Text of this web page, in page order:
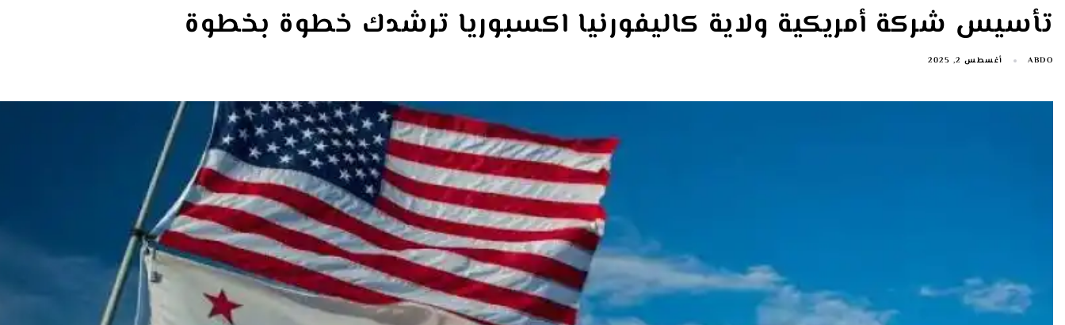
تأسيس شركة أمريكية ولاية كاليفورنيا اكسبوريا ترشدك خطوة بخطوة
ABDO أغسطس 2, 2025